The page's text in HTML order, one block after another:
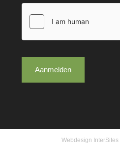
Aanmelden
Webdesign InterSites|